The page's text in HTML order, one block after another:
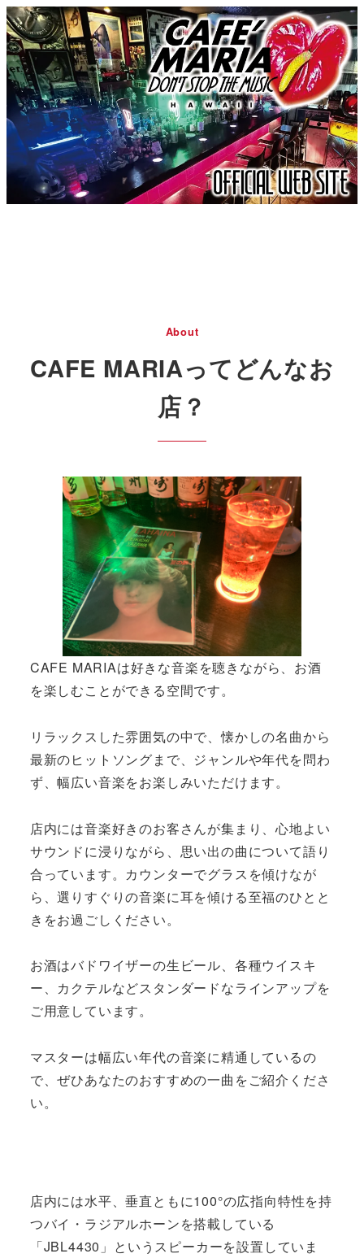
About
CAFE MARIAってどんなお
店？
CAFE MARIAは好きな音楽を聴きながら、お酒
を楽しむことができる空間です。
リラックスした雰囲気の中で、懐かしの名曲から
最新のヒットソングまで、ジャンルや年代を問わ
ず、幅広い音楽をお楽しみいただけます。
店内には音楽好きのお客さんが集まり、心地よい
サウンドに浸りながら、思い出の曲について語り
合っています。カウンターでグラスを傾けなが
ら、選りすぐりの音楽に耳を傾ける至福のひとと
きをお過ごしください。
お酒はバドワイザーの生ビール、各種ウイスキ
ー、カクテルなどスタンダードなラインアップを
ご用意しています。
マスターは幅広い年代の音楽に精通しているの
で、ぜひあなたのおすすめの一曲をご紹介くださ
い。
店内には水平、垂直ともに100°の広指向特性を持
つバイ・ラジアルホーンを搭載している
「JBL4430」というスピーカーを設置していま